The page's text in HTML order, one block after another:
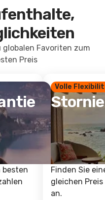
globalen Favoriten zum
Preis
besten
Volle
Finden Sie
gleichen
an.